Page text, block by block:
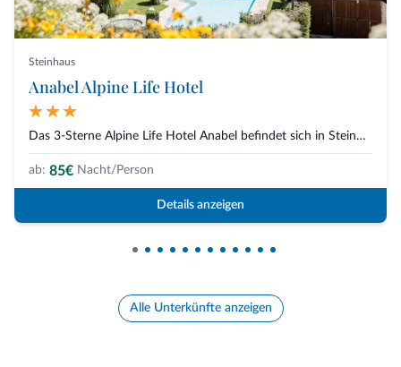
Steinhaus
Anabel Alpine Life Hotel
Das 3-Sterne Alpine Life Hotel Anabel befindet sich in Steinhaus im Ahrntal...
ab: 85€ Nacht/Person
Details anzeigen
Alle Unterkünfte anzeigen